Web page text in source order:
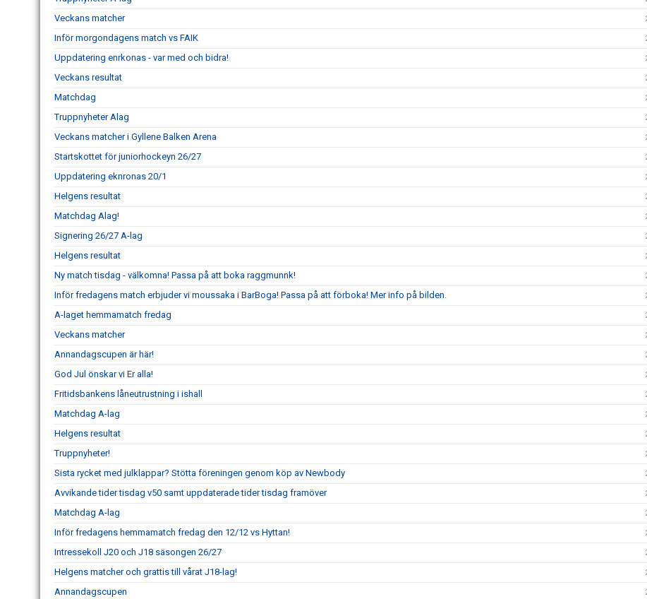
Veckans matcher
Inför morgondagens match vs FAIK
Uppdatering enrkonas - var med och bidra!
Veckans resultat
Matchdag
Truppnyheter Alag
Veckans matcher i Gyllene Balken Arena
Startskottet för juniorhockeyn 26/27
Uppdatering eknronas 20/1
Helgens resultat
Matchdag Alag!
Signering 26/27 A-lag
Helgens resultat
Ny match tisdag - välkomna! Passa på att boka raggmunnk!
Inför fredagens match erbjuder vi moussaka i BarBoga! Passa på att förboka! Mer info på bilden.
A-laget hemmamatch fredag
Veckans matcher
Annandagscupen är här!
God Jul önskar vi Er alla!
Fritidsbankens låneutrustning i ishall
Matchdag A-lag
Helgens resultat
Truppnyheter!
Sista rycket med julklappar? Stötta föreningen genom köp av Newbody
Avvikande tider tisdag v50 samt uppdaterade tider tisdag framöver
Matchdag A-lag
Inför fredagens hemmamatch fredag den 12/12 vs Hyttan!
Intressekoll J20 och J18 säsongen 26/27
Helgens matcher och grattis till vårat J18-lag!
Annandagscupen